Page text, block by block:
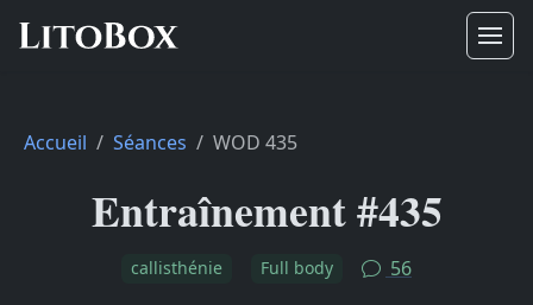
Accueil Séances WOD 435
Entraînement #435
callisthénie Full body 56